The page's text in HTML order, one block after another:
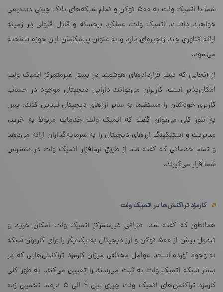
شما با اتمیک ولت به ۵۰۰ توکن و تمام شبکه‌های بلاک چینی دسترسی
خواهید داشت. اتمیک ولت، عملکرد برجسته و قابل قبولی در زمینه‌
ارائه‌ فناوری چند زنجیره‌ای دارد و به عنوان پیشگامان این حوزه شناخته
می‌شود.
از آنجایی که ثبت قرارداد‌های هوشمند در بستر غیرمتمرکز اتمیک ولت
امکان‌پذیر است، کاربران می‌توانند دارایی دیجیتال موجود در حساب
کاربری خودشان را مستقیما به سایر ارزهای دیجیتال تبدیل کنند. پس
به طور کلی می‌توان گفت که اتمیک ولت خدمات مربوط به خرید،
مدیریت و استیکینگ ارزهای دیجیتال را به سرمایه‌گذاران ارائه می‌دهد
و تمام خدماتی که گفته شد از طریق نرم‌افزار اتمیک ولت در دسترس
شما قرار می‌گیرند.
کارمزد تراکنش‌ها در اتمیک ولت
همانطور که گفته شد، صرافی غیرمتمرکز اتمیک ولت امکان خرید و
تبدیل بیش از ۵۰۰ توکن و ارز دیجیتال به یکدیگر را برای کاربران شبکه
به وجود آورده است. عوامل مختلفی میزان کارمزد تراکنش‌هایی که در
بستر شبکه‌ اتمیک ولت به ثبت می‌رسند را تعیین می‌کند. به طور کلی
کارمزد تراکنش‌های اتمیک ولت چیزی بین ۲ الی ۵ درصد تخمین زده